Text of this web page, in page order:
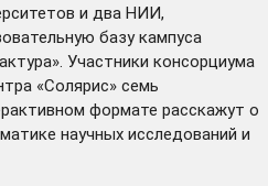
и два НИИ,
базу кампуса
Участники консорциума
«Солярис» семь
формате расскажут о
научных исследований и